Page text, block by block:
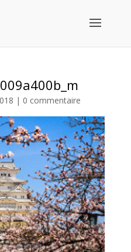
| 0 commentaire